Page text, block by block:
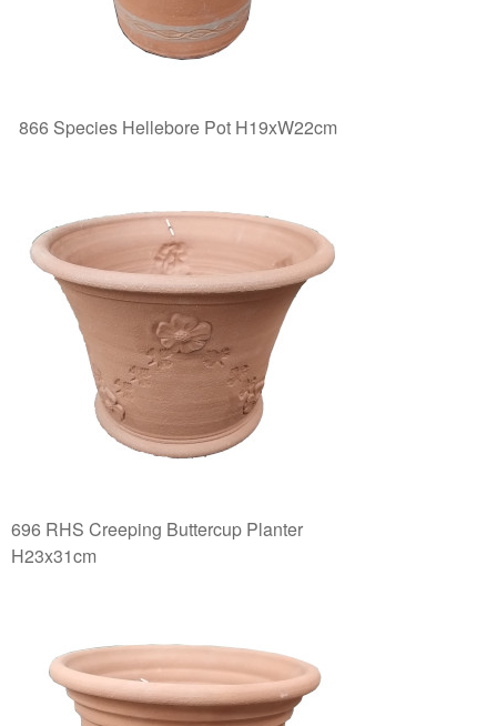
866 Species Hellebore Pot H19xW22cm
696 RHS Creeping Buttercup Planter
H23x31cm